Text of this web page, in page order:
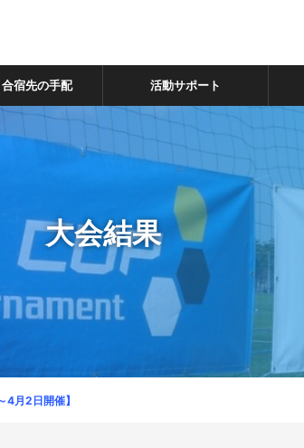
宿先の手配 活動サポート
大会結果
月2日開催】